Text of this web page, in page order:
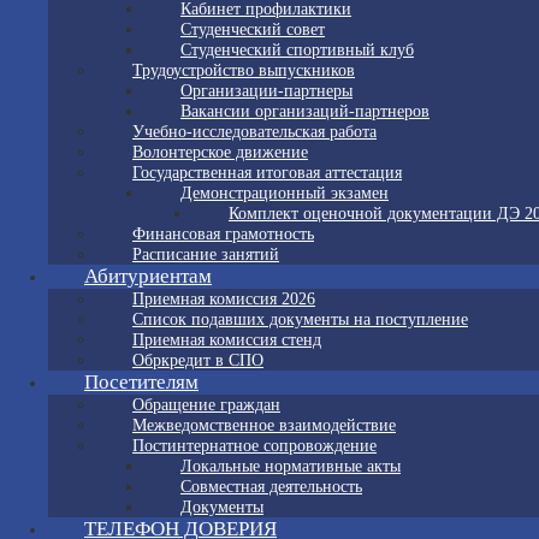
Кабинет профилактики
Студенческий совет
Студенческий спортивный клуб
Трудоустройство выпускников
Организации-партнеры
Вакансии организаций-партнеров
Учебно-исследовательская работа
Волонтерское движение
Государственная итоговая аттестация
Демонстрационный экзамен
Комплект оценочной документации ДЭ
Финансовая грамотность
Расписание занятий
Абитуриентам
Приемная комиссия 2026
Список подавших документы на поступление
Приемная комиссия стенд
Обркредит в СПО
Посетителям
Обращение граждан
Межведомственное взаимодействие
Постинтернатное сопровождение
Локальные нормативные акты
Совместная деятельность
Документы
ТЕЛЕФОН ДОВЕРИЯ